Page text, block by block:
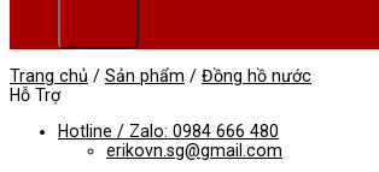
Trang chủ / Sản phẩm / Đồng hồ nước
Hỗ Trợ
Hotline / Zalo: 0984 666 480
erikovn.sg@gmail.com